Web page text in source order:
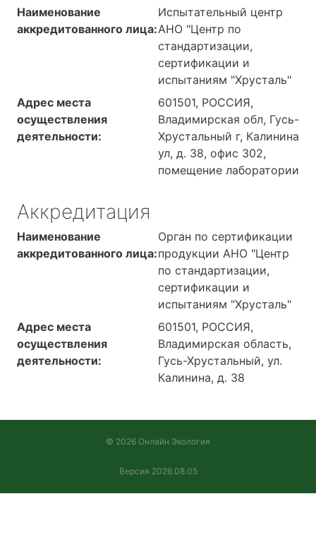
Наименование
аккредитованного лица:
Испытательный центр
АНО "Центр по
стандартизации,
сертификации и
испытаниям "Хрусталь"
Адрес места
осуществления
деятельности:
601501, РОССИЯ,
Владимирская обл, Гусь-
Хрустальный г, Калинина
ул, д. 38, офис 302,
помещение лаборатории
Аккредитация
Наименование
аккредитованного лица:
Орган по сертификации
продукции АНО "Центр
по стандартизации,
сертификации и
испытаниям "Хрусталь"
Адрес места
осуществления
деятельности:
601501, РОССИЯ,
Владимирская область,
Гусь-Хрустальный, ул.
Калинина, д. 38
© 2026 Онлайн Экология
Версия 2026.08.05